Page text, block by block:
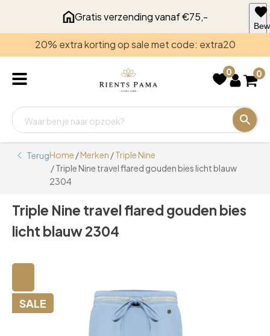
Gratis verzending vanaf €75,-
20% extra korting op sale met code: extra20
0 0
TerugHome /Merken /Triple Nine
/ Triple Nine travel flared gouden bies licht blauw
2304
Triple Nine travel flared gouden bies
licht blauw 2304
SALE
voor